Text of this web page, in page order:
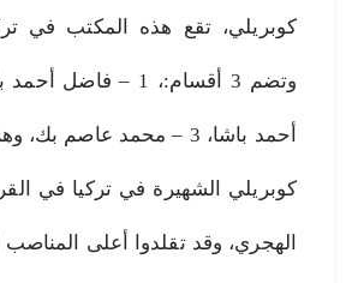
كوبريلي، تقع هذه المكتب في
أحمد باشا، 3 – محمد عاصم
كوبريلي الشهيرة في تركيا في
الهجري، وقد تقلدوا أعلى المناصب